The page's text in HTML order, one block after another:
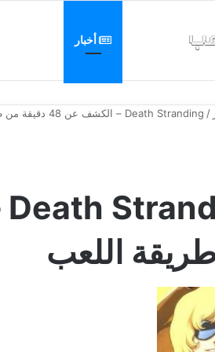
الرئيسيةأخبار
/ Death Stranding – الكشف عن 48 دقيقة من طريقة اللعب
اللعب